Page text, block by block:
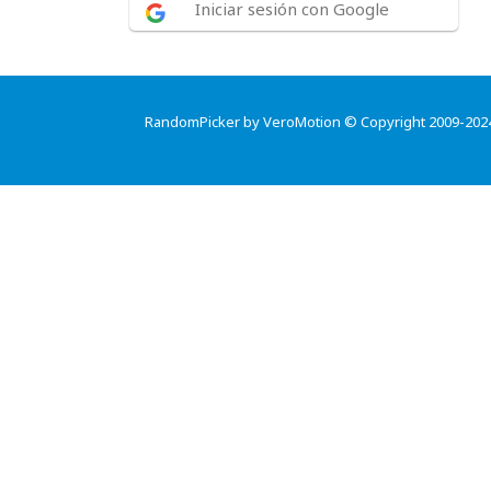
Iniciar sesión con Google
RandomPicker by VeroMotion © Copyright 2009-